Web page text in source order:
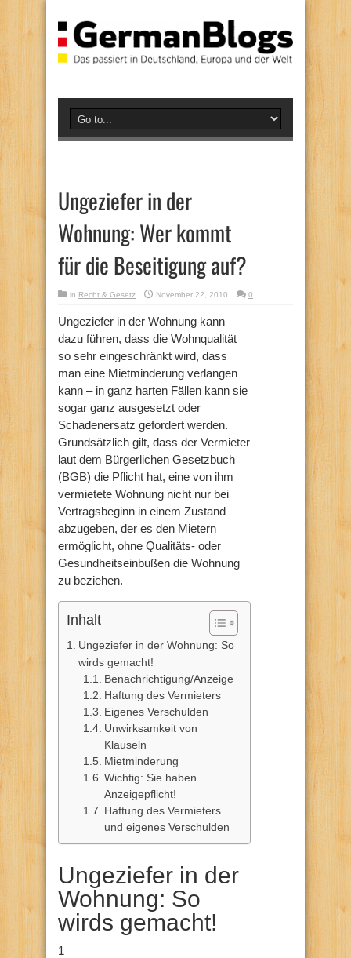
Ungeziefer in der
Wohnung: Wer kommt
für die Beseitigung auf?
in Recht & Gesetz November 22, 2010 0
Ungeziefer in der Wohnung kann
dazu führen, dass die Wohnqualität
so sehr eingeschränkt wird, dass
man eine Mietminderung verlangen
kann – in ganz harten Fällen kann sie
sogar ganz ausgesetzt oder
Schadenersatz gefordert werden.
Grundsätzlich gilt, dass der Vermieter
laut dem Bürgerlichen Gesetzbuch
(BGB) die Pflicht hat, eine von ihm
vermietete Wohnung nicht nur bei
Vertragsbeginn in einem Zustand
abzugeben, der es den Mietern
ermöglicht, ohne Qualitäts- oder
Gesundheitseinbußen die Wohnung
zu beziehen.
Inhalt
Ungeziefer in der Wohnung: So
wirds gemacht!
Benachrichtigung/Anzeige
Haftung des Vermieters
Eigenes Verschulden
Unwirksamkeit von
Klauseln
Mietminderung
Wichtig: Sie haben
Anzeigepflicht!
Haftung des Vermieters
und eigenes Verschulden
Ungeziefer in der
Wohnung: So
wirds gemacht!
1